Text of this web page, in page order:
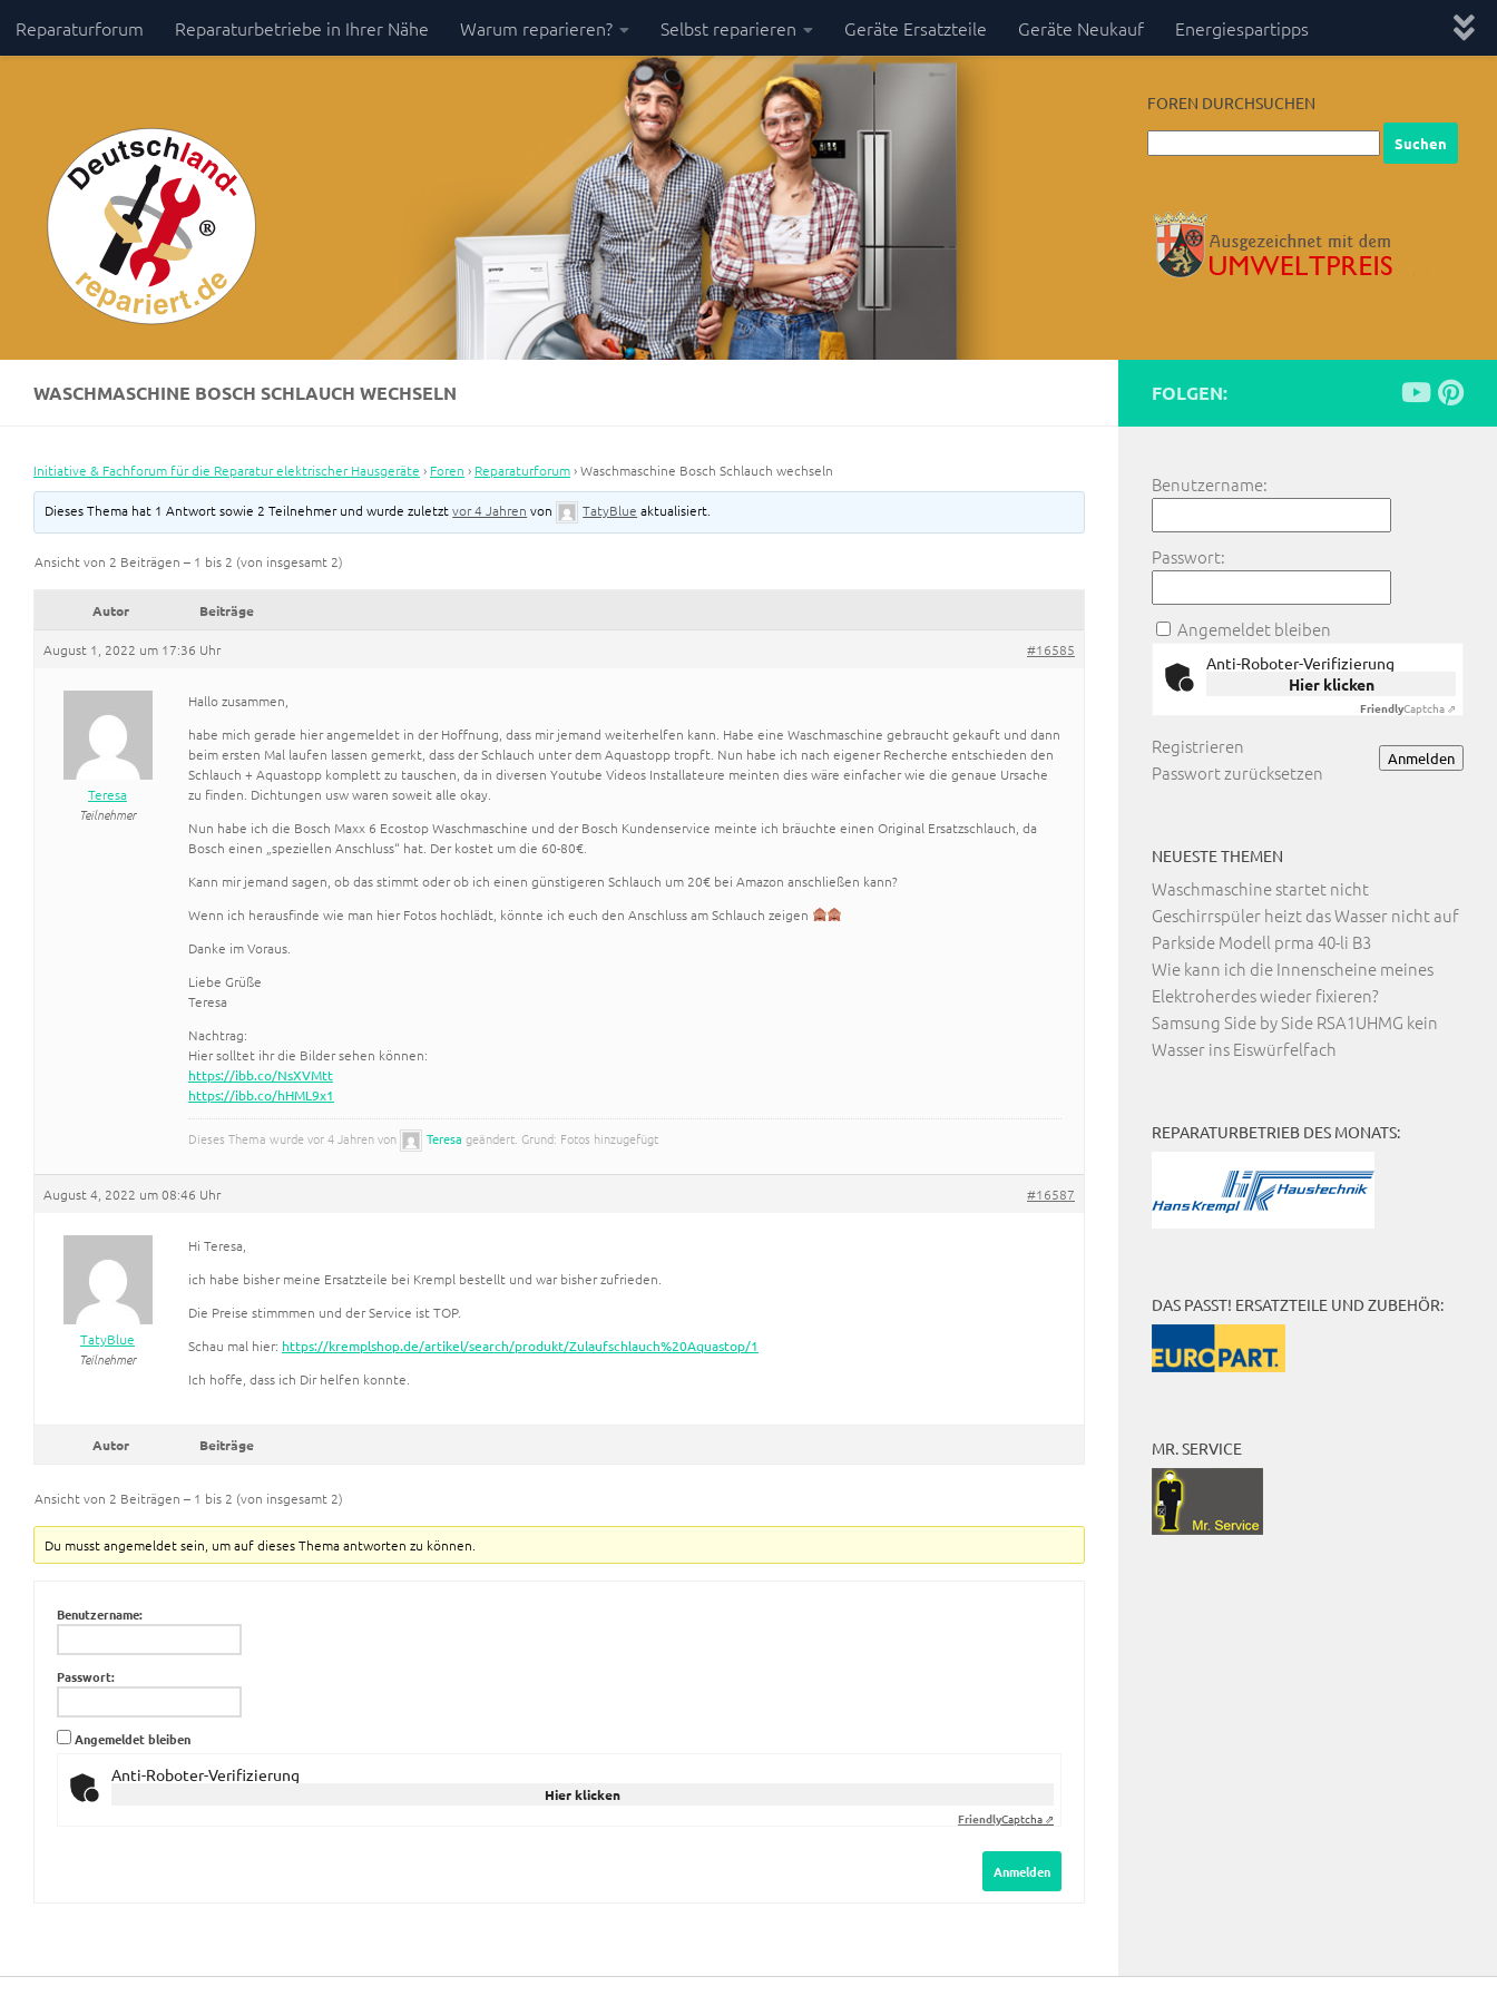
Zum Inhalt springen
Reparaturforum Reparaturbetriebe in Ihrer Nähe Warum reparieren? Selbst reparieren Geräte Ersatzteile Geräte Neukauf Energiespartipps
FOREN DURCHSUCHEN
WASCHMASCHINE BOSCH SCHLAUCH WECHSELN
Initiative & Fachforum für die Reparatur elektrischer Hausgeräte › Foren › Reparaturforum›Waschmaschine Bosch Schlauch wechseln
Dieses Thema hat 1 Antwort sowie 2 Teilnehmer und wurde zuletztvor 4 Jahren von TatyBlue aktualisiert.
Ansicht von 2 Beiträgen – 1 bis 2 (von insgesamt 2)
Autor Beiträge
August 1, 2022 um 17:36 Uhr #16585
Teresa
Teilnehmer
Hallo zusammen,
habe mich gerade hier angemeldet in der Hoffnung, dass mir jemand weiterhelfen kann. Habe eine Waschmaschine gebraucht gekauft und dann
beim ersten Mal laufen lassen gemerkt, dass der Schlauch unter dem Aquastopp tropft. Nun habe ich nach eigener Recherche entschieden den
Schlauch + Aquastopp komplett zu tauschen, da in diversen Youtube Videos Installateure meinten dies wäre einfacher wie die genaue Ursache
zu finden. Dichtungen usw waren soweit alle okay.
Nun habe ich die Bosch Maxx 6 Ecostop Waschmaschine und der Bosch Kundenservice meinte ich bräuchte einen Original Ersatzschlauch, da
Bosch einen „speziellen Anschluss“ hat. Der kostet um die 60-80€.
Kann mir jemand sagen, ob das stimmt oder ob ich einen günstigeren Schlauch um 20€ bei Amazon anschließen kann?
Wenn ich herausfinde wie man hier Fotos hochlädt, könnte ich euch den Anschluss am Schlauch zeigen
Danke im Voraus.
Liebe Grüße
Teresa
Nachtrag:
Hier solltet ihr die Bilder sehen können:
https://ibb.co/NsXVMtt
https://ibb.co/hHML9x1
Dieses Thema wurde vor 4 Jahren von Teresa geändert. Grund: Fotos hinzugefügt
August 4, 2022 um 08:46 Uhr #16587
TatyBlue
Teilnehmer
Hi Teresa,
ich habe bisher meine Ersatzteile bei Krempl bestellt und war bisher zufrieden.
Die Preise stimmmen und der Service ist TOP.
Schau mal hier: https://kremplshop.de/artikel/search/produkt/Zulaufschlauch%20Aquastop/1
Ich hoffe, dass ich Dir helfen konnte.
Autor Beiträge
Ansicht von 2 Beiträgen – 1 bis 2 (von insgesamt 2)
Du musst angemeldet sein, um auf dieses Thema antworten zu können.
Benutzername:
Passwort:
Angemeldet bleiben
Anti-Roboter-Verifizierung
Hier klicken
FriendlyCaptcha ⇗
Anmelden
FOLGEN:
Benutzername:
Passwort:
Angemeldet bleiben
Anti-Roboter-Verifizierung
Hier klicken
FriendlyCaptcha ⇗
Anmelden
Registrieren
Passwort zurücksetzen
NEUESTE THEMEN
Waschmaschine startet nicht
Geschirrspüler heizt das Wasser nicht auf
Parkside Modell prma 40-li B3
Wie kann ich die Innenscheine meines
Elektroherdes wieder fixieren?
Samsung Side by Side RSA1UHMG kein
Wasser ins Eiswürfelfach
REPARATURBETRIEB DES MONATS:
DAS PASST! ERSATZTEILE UND ZUBEHÖR:
MR. SERVICE